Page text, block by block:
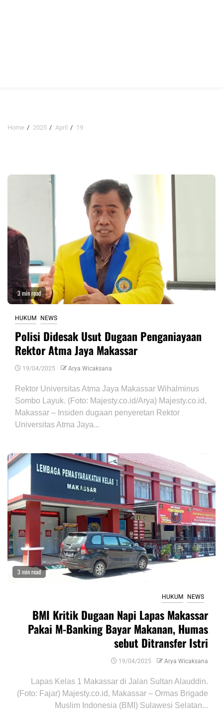
Home 2025 April 19
3 min read
HUKUM NEWS
Polisi Didesak Usut Dugaan Penganiayaan
Rektor Atma Jaya Makassar
19/04/2025 Arya Wicaksana
Rektor Universitas Atma Jaya Makassar Wihalminus
Sombo Layuk. (Foto: Majesty.co.id/Arya) Majesty.co.id,
Makassar – Insiden dugaan penyeretan Rektor
Universitas Atma Jaya...
3 min read
HUKUM NEWS
BMI Kritik Dugaan Napi Lapas Makassar
Pakai M-Banking Bayar Makanan, Humas
sebut Ditransfer Istri
19/04/2025 Arya Wicaksana
Lapas Kelas 1 Makassar di Jalan Sultan Alauddin.
(Foto: Fajar) Majesty.co.id, Makassar – Ormas Brigade
Muslim Indonesia (BMI) Sulawesi Selatan...